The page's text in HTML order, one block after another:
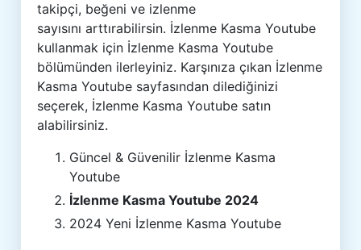
takipçi, beğeni ve izlenme
sayısını arttırabilirsin. İzlenme Kasma Youtube
kullanmak için İzlenme Kasma Youtube
bölümünden ilerleyiniz. Karşınıza çıkan İzlenme
Kasma Youtube sayfasından dilediğinizi
seçerek, İzlenme Kasma Youtube satın
alabilirsiniz.
Güncel & Güvenilir İzlenme Kasma
Youtube
İzlenme Kasma Youtube 2024
2024 Yeni İzlenme Kasma Youtube